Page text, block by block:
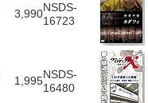
3,990NSDS-
16723
1,995NSDS-
16480